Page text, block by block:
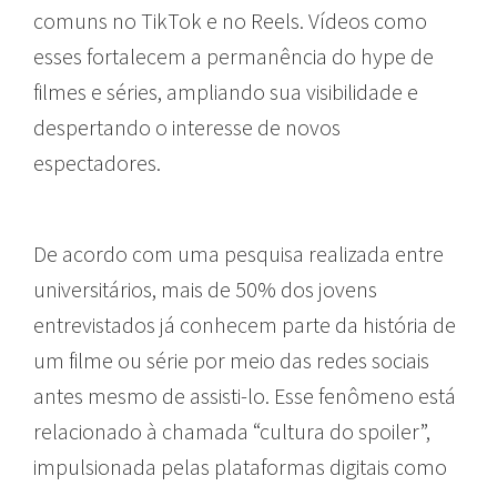
comuns no TikTok e no Reels. Vídeos como
esses fortalecem a permanência do hype de
filmes e séries, ampliando sua visibilidade e
despertando o interesse de novos
espectadores.
De acordo com uma pesquisa realizada entre
universitários, mais de 50% dos jovens
entrevistados já conhecem parte da história de
um filme ou série por meio das redes sociais
antes mesmo de assisti-lo. Esse fenômeno está
relacionado à chamada “cultura do spoiler”,
impulsionada pelas plataformas digitais como